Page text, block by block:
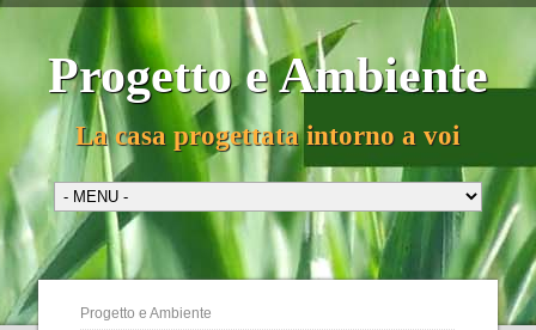
Progetto e Ambiente
La casa progettata intorno a voi
Progetto e Ambiente